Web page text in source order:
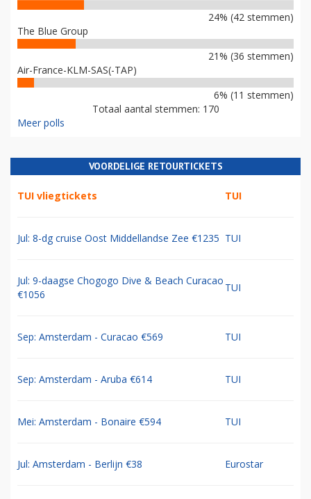
24% (42 stemmen)
The Blue Group
21% (36 stemmen)
Air-France-KLM-SAS(-TAP)
6% (11 stemmen)
Totaal aantal stemmen: 170
Meer polls
VOORDELIGE RETOURTICKETS
TUI vliegtickets TUI
Jul: 8-dg cruise Oost Middellandse Zee €1235 TUI
Jul: 9-daagse Chogogo Dive & Beach Curacao
€1056
TUI
Sep: Amsterdam - Curacao €569 TUI
Sep: Amsterdam - Aruba €614 TUI
Mei: Amsterdam - Bonaire €594 TUI
Jul: Amsterdam - Berlijn €38 Eurostar